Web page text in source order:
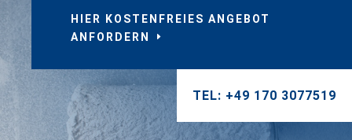
HIER KOSTENFREIES ANGEBOT
ANFORDERN
TEL: +49 170 3077519